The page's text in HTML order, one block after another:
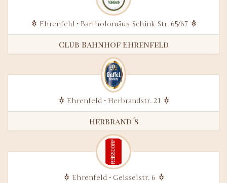
Ehrenfeld • Bartholomäus-Schink-Str. 65/67
Club Bahnhof Ehrenfeld
Ehrenfeld • Herbrandstr. 21
Herbrand´s
Ehrenfeld • Geisselstr. 6